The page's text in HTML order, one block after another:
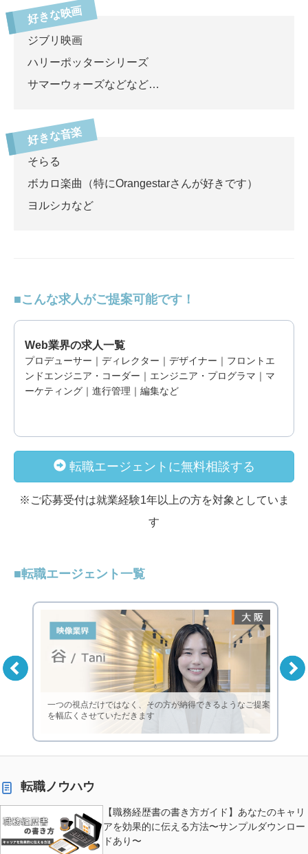
ジブリ映画
ハリーポッターシリーズ
サマーウォーズなどなど…
そらる
ボカロ楽曲（特にOrangestarさんが好きです）
ヨルシカなど
こんな求人がご提案可能です！
Web業界の求人一覧
プロデューサー｜ディレクター｜デザイナー｜フロントエ
ンドエンジニア・コーダー｜エンジニア・プログラマ｜マ
ーケティング｜進行管理｜編集など
転職エージェントに無料相談する
※ご応募受付は就業経験1年以上の方を対象としていま
す
転職エージェント一覧
一つの視点だけではなく、その方が納得できるようなご提案
を幅広くさせていただきます
転職ノウハウ
【職務経歴書の書き方ガイド】あなたのキャリ
アを効果的に伝える方法〜サンプルダウンロー
ドあり〜